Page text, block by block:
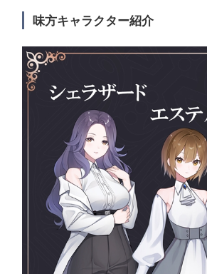
味方キャラクター紹介